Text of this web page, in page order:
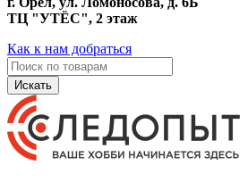
ТЦ "УТЁС", 2 этаж
Как к нам добраться
Искать